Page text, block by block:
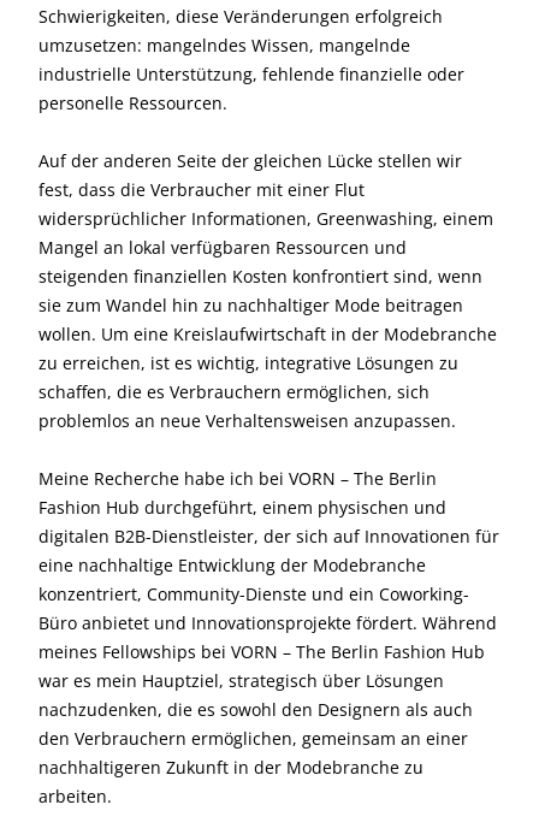
Schwierigkeiten, diese Veränderungen erfolgreich
umzusetzen: mangelndes Wissen, mangelnde
industrielle Unterstützung, fehlende finanzielle oder
personelle Ressourcen.
Auf der anderen Seite der gleichen Lücke stellen wir
fest, dass die Verbraucher mit einer Flut
widersprüchlicher Informationen, Greenwashing, einem
Mangel an lokal verfügbaren Ressourcen und
steigenden finanziellen Kosten konfrontiert sind, wenn
sie zum Wandel hin zu nachhaltiger Mode beitragen
wollen. Um eine Kreislaufwirtschaft in der Modebranche
zu erreichen, ist es wichtig, integrative Lösungen zu
schaffen, die es Verbrauchern ermöglichen, sich
problemlos an neue Verhaltensweisen anzupassen.
Meine Recherche habe ich bei VORN – The Berlin
Fashion Hub durchgeführt, einem physischen und
digitalen B2B-Dienstleister, der sich auf Innovationen für
eine nachhaltige Entwicklung der Modebranche
konzentriert, Community-Dienste und ein Coworking-
Büro anbietet und Innovationsprojekte fördert. Während
meines Fellowships bei VORN – The Berlin Fashion Hub
war es mein Hauptziel, strategisch über Lösungen
nachzudenken, die es sowohl den Designern als auch
den Verbrauchern ermöglichen, gemeinsam an einer
nachhaltigeren Zukunft in der Modebranche zu
arbeiten.